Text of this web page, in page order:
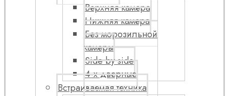
Верхняя камера
Нижняя камера
Без морозильной
камеры
Side by side
4-х дверные
Встраиваемая техника